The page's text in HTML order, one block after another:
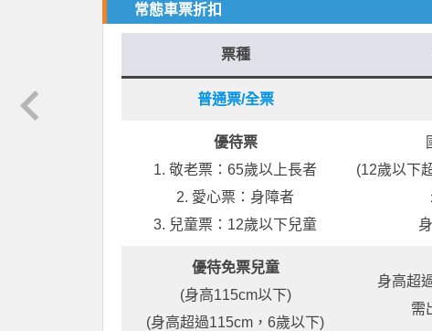
常態車票折扣
票種
普通票/全票
優待票
1. 敬老票：65歲以上長者
2. 愛心票：身障者
3. 兒童票：12歲以下兒童
(12歲以下
優待免票兒童
(身高115cm以下)
(身高超過115cm，6歲以下)
身高超
需